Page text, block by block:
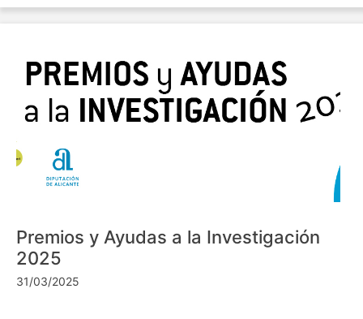
Premios y Ayudas a la Investigación
2025
31/03/2025